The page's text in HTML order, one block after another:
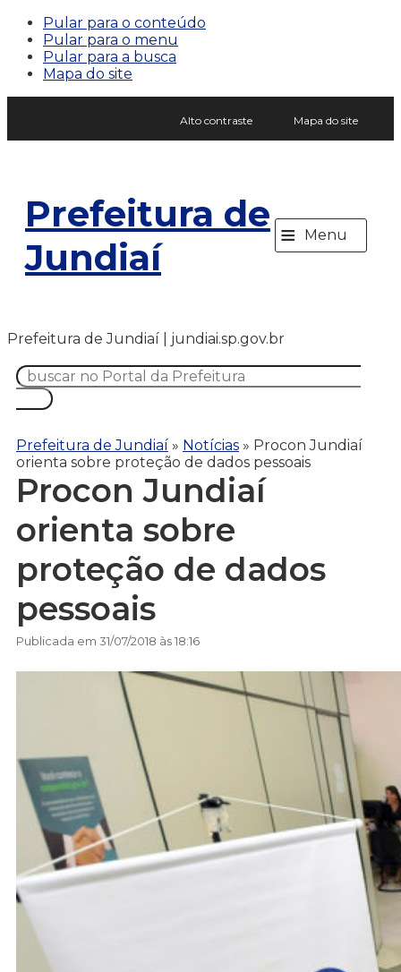
Pular para o conteúdo
Pular para o menu
Pular para a busca
Mapa do site
Alto contraste Mapa do site
Prefeitura de
Jundiaí
≡ Menu
Prefeitura de Jundiaí | jundiai.sp.gov.br
Prefeitura de Jundiaí » Notícias » Procon Jundiaí
orienta sobre proteção de dados pessoais
Procon Jundiaí
orienta sobre
proteção de dados
pessoais
Publicada em 31/07/2018 às 18:16